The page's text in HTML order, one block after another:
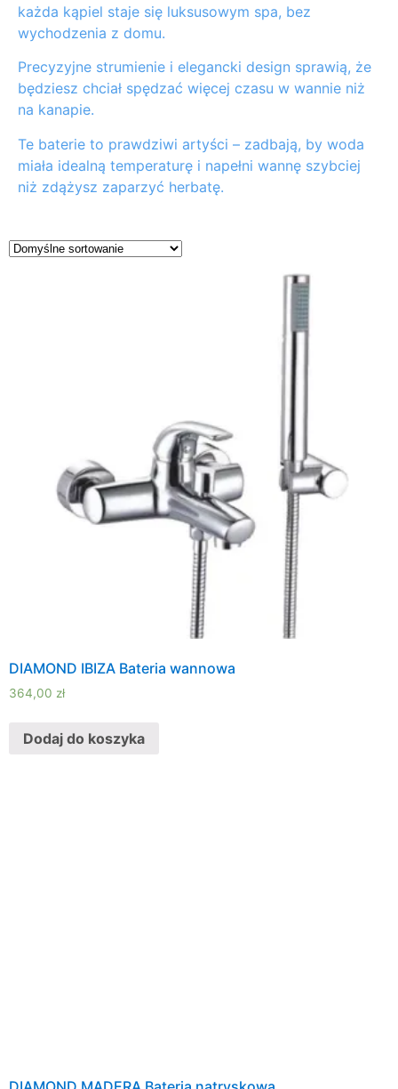
każda kąpiel staje się luksusowym spa, bez
wychodzenia z domu.
Precyzyjne strumienie i elegancki design sprawią, że
będziesz chciał spędzać więcej czasu w wannie niż
na kanapie.
Te baterie to prawdziwi artyści – zadbają, by woda
miała idealną temperaturę i napełni wannę szybciej
niż zdążysz zaparzyć herbatę.
DIAMOND IBIZA Bateria wannowa
364,00 zł
Dodaj do koszyka